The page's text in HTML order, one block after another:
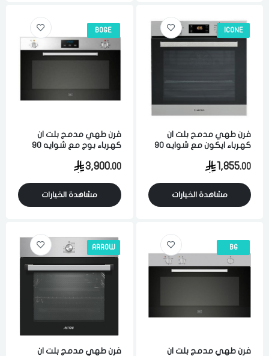
ICONE
فرن طهي مدمج بلت ان
كهرباء ايكون مع شوايه 90
1,855.00
مشاهدة الخيارات
BOGE
فرن طهي مدمج بلت ان
كهرباء بوج مع شوايه 90
وظائف ايطالى
3,900.00
مشاهدة الخيارات
BG
فرن طهي مدمج بلت ان
ARROW
فرن طهي مدمج بلت ان